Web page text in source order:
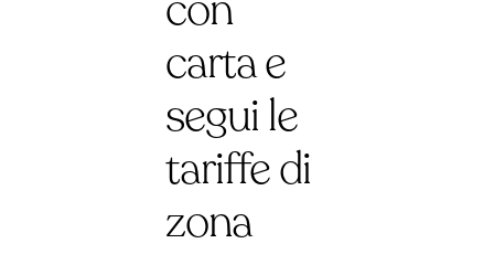
carta e
segui le
tariffe di
zona